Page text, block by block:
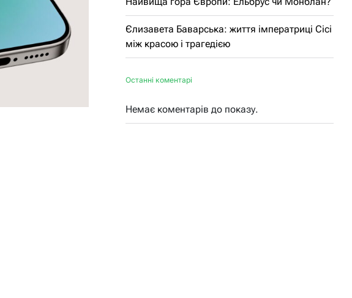
Єлизавета Баварська: життя імператриці Сісі
між красою і трагедією
Останні коментарі
Немає коментарів до показу.